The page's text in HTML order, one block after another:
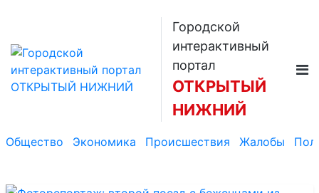
Городской
интерактивный
портал
ОТКРЫТЫЙ
НИЖНИЙ
Общество Экономика Происшествия Жалобы